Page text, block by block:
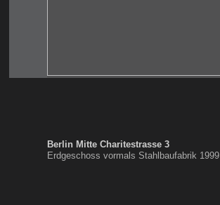
Berlin Mitte Charitestrasse 3
Erdgeschoss vormals Stahlbaufabrik 1999